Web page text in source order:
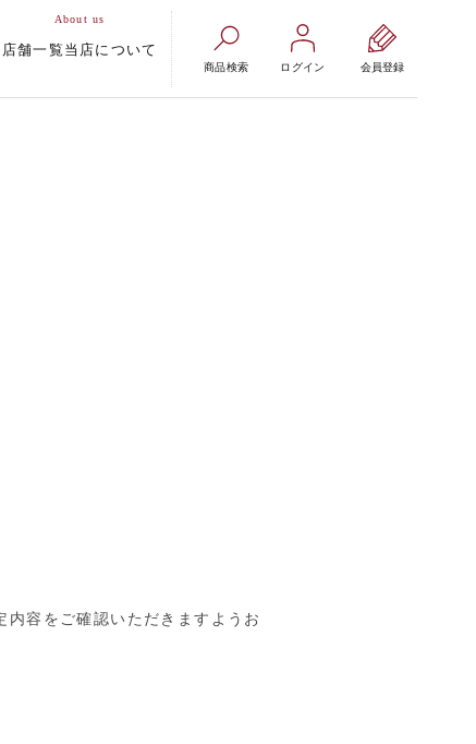
店舗一覧 当店について
商品検索 ログイン 会員登録
容をご確認いただきますようお